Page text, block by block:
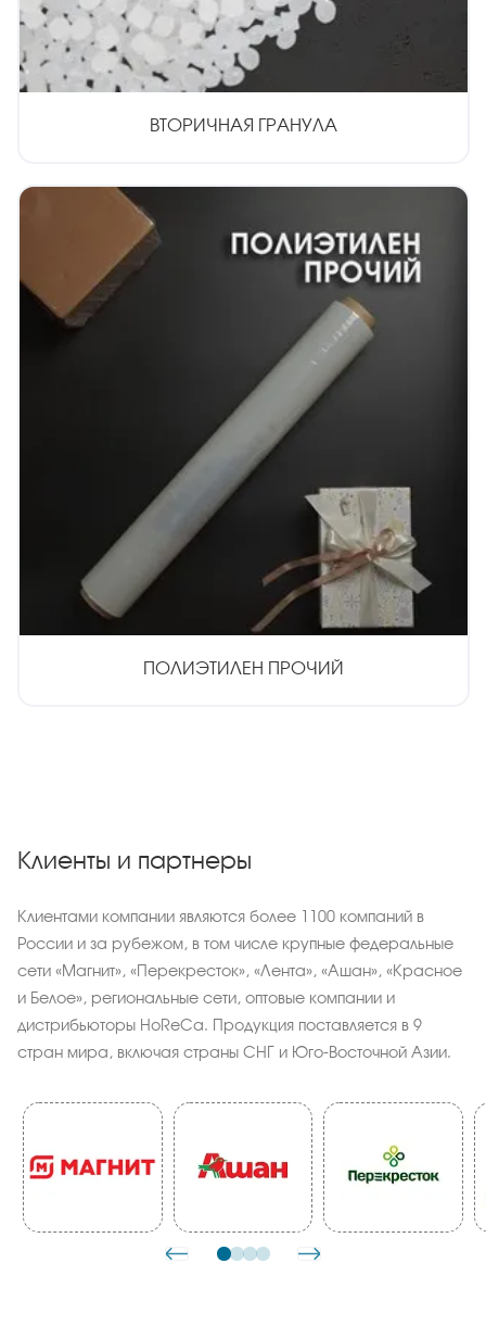
ВТОРИЧНАЯ ГРАНУЛА
ПОЛИЭТИЛЕН ПРОЧИЙ
Клиенты и партнеры
Клиентами компании являются более 1100 компаний в
России и за рубежом, в том числе крупные федеральные
сети «Магнит», «Перекресток», «Лента», «Ашан», «Красное
и Белое», региональные сети, оптовые компании и
дистрибьюторы HoReCa. Продукция поставляется в 9
стран мира, включая страны СНГ и Юго-Восточной Азии.